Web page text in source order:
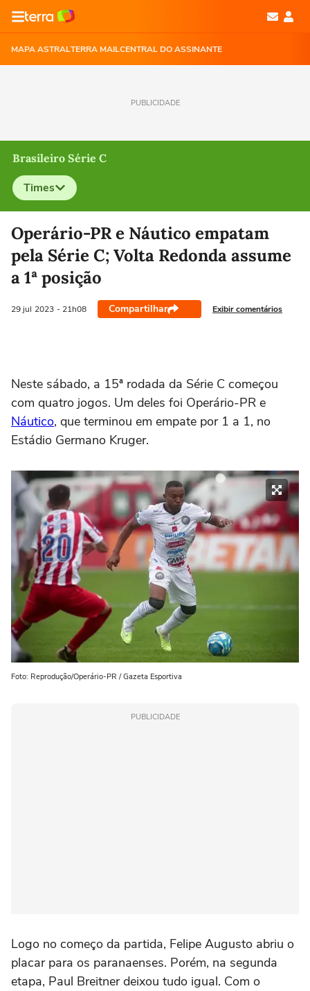
MAPA ASTRALTERRA MAILCENTRAL DO ASSINANTE
PUBLICIDADE
Brasileiro Série C
Times
Selecione o time para ver as notícias
Operário-PR e Náutico empatam
pela Série C; Volta Redonda assume
a 1ª posição
29 jul 2023 - 21h08 Compartilhar Exibir comentários
Neste sábado, a 15ª rodada da Série C começou
com quatro jogos. Um deles foi Operário-PR e
Náutico, que terminou em empate por 1 a 1, no
Estádio Germano Kruger.
Foto: Reprodução/Operário-PR / Gazeta Esportiva
PUBLICIDADE
Logo no começo da partida, Felipe Augusto abriu o
placar para os paranaenses. Porém, na segunda
etapa, Paul Breitner deixou tudo igual. Com o